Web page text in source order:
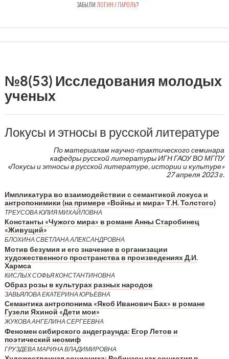
ЗАБЫЛИ ЛОГИН/ПАРОЛЬ?
№8(53) Исследования молодых
ученых
Локусы и этносы в русской литературе
По материалам научно-практического семинара
кафедры русской литературы ИГН ГАОУ ВО МГПУ
«Локусы и этносы в русской литературе, истории и культуре»
27 апреля 2023 г.
Импликатура во взаимодействии с семантикой локуса и
антропонимики (на примере «Войны и мира» Т.Н. Толстого)
ТРЕУСОВА ЮЛИЯ МИХАЙЛОВНА
Константы «Чужого мира» в романе Анны Старобинец
«Живущий»
БЛОХИНА СВЕТЛАНА АЛЕКСАНДРОВНА
Мотив безумия и его значение в организации
художественного пространства в произведениях Д.И.
Хармса
КИСЛЫХ СОФЬЯ КОНСТАНТИНОВНА
Образ розы в культурах разных народов
ЗАВЬЯЛОВА ЕКАТЕРИНА ЮРЬЕВНА
Семантика антропонима «Якоб Иванович Бах» в романе
Гузели Яхиной «Дети мои»
ЖУКОВА АНГЕЛИНА СЕРГЕЕВНА
Феномен сибирского андеграунда: Егор Летов и
поэтический неомиф
ГРУЗДЕВА МАРИНА ВЛАДИМИРОВНА